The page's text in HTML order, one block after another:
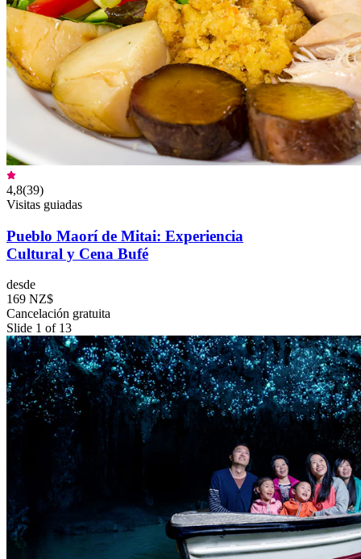
4,8(39)
Visitas guiadas
Pueblo Maorí de Mitai: Experiencia
Cultural y Cena Bufé
desde
169 NZ$
Cancelación gratuita
Slide 1 of 13